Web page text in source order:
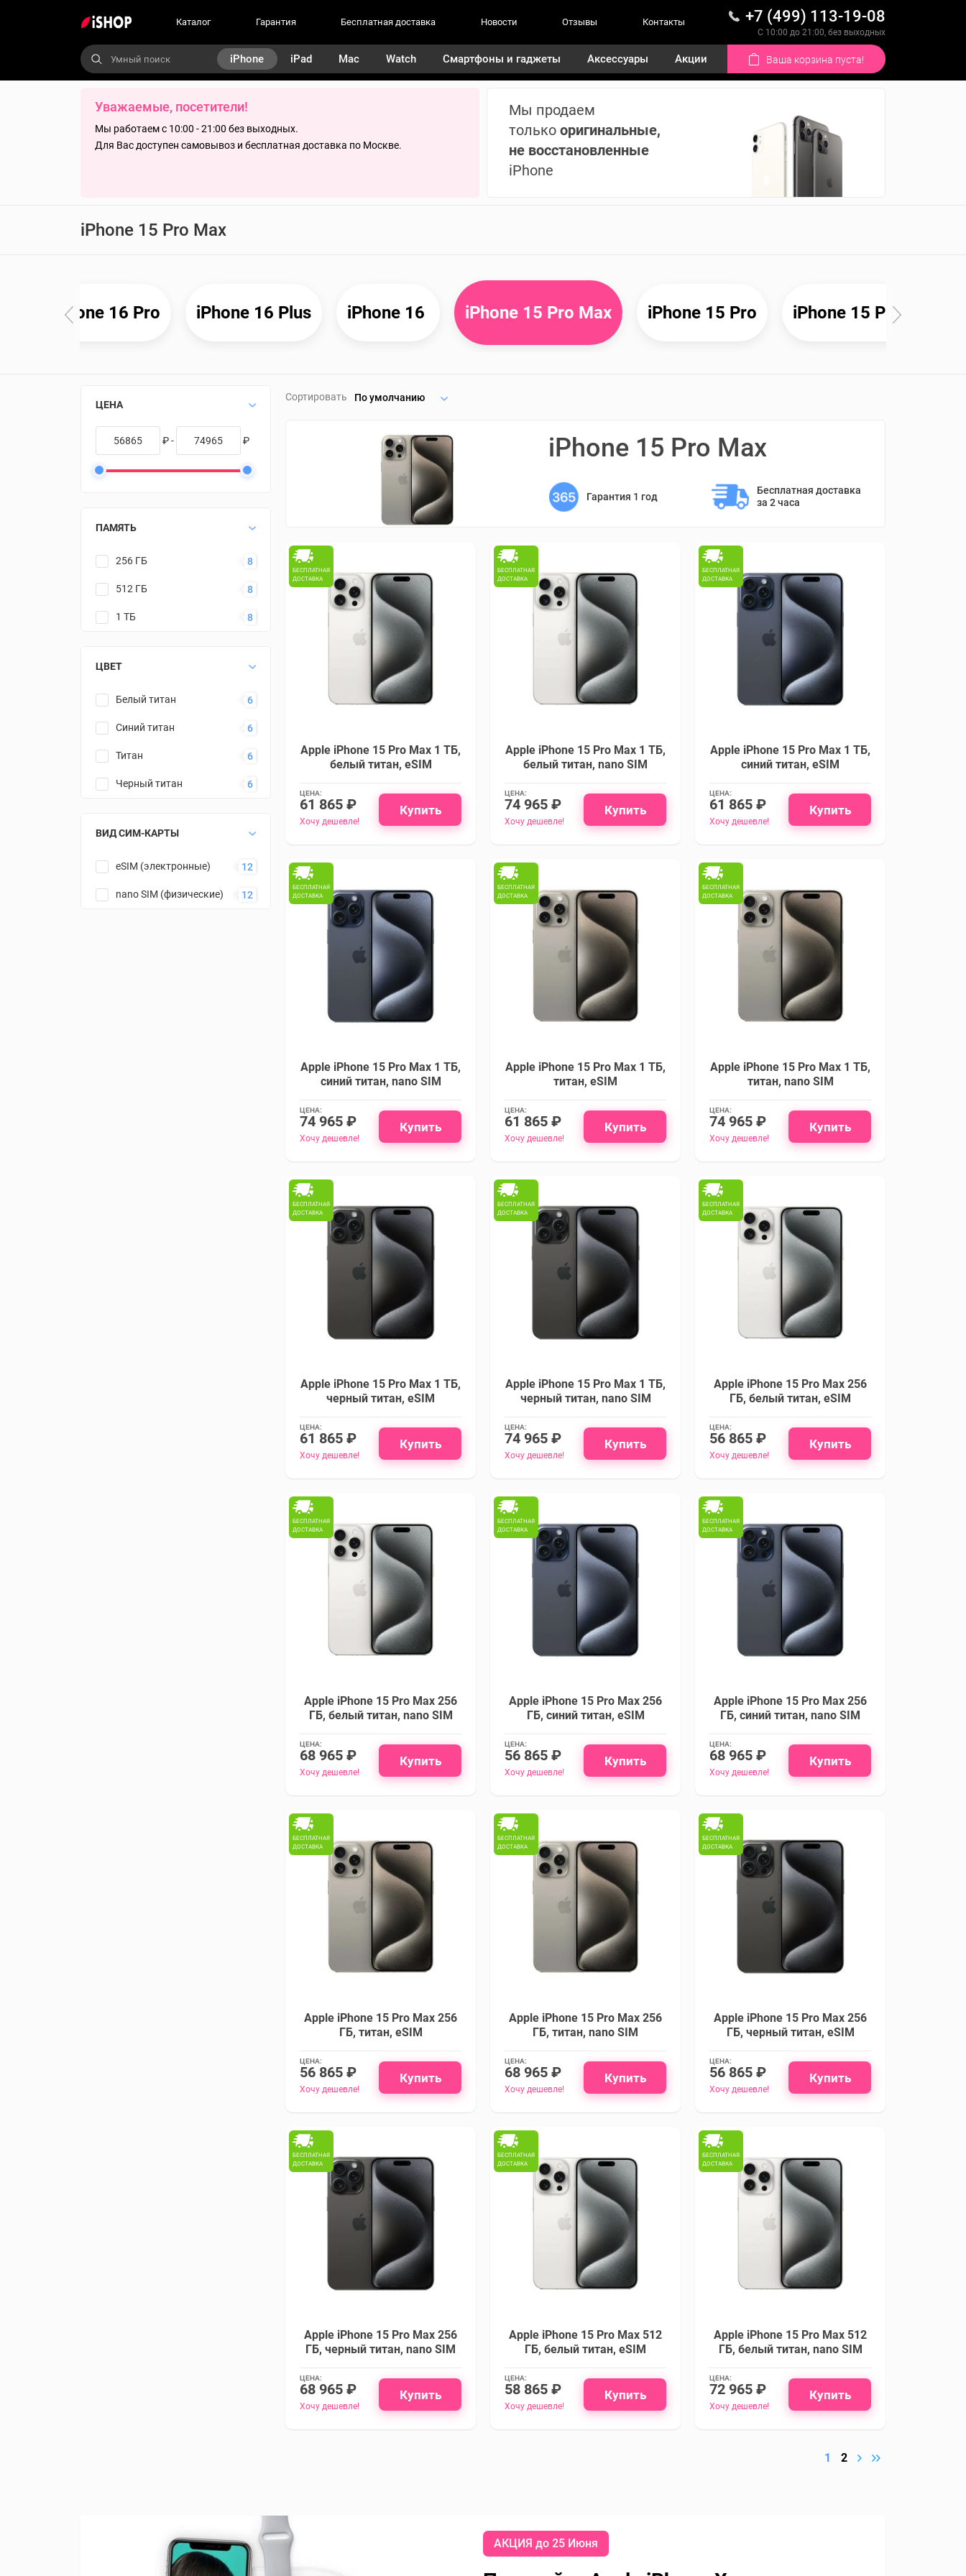
Каталог Гарантия Бесплатная доставка Новости Отзывы Контакты +7 (499) 113-19-08
С 10:00 до 21:00, без выходных
iPhone iPad Mac Watch Смартфоны и гаджеты Аксессуары Акции Ваша корзина пуста!
Уважаемые, посетители!
Мы работаем с 10:00 - 21:00 без выходных.
Для Вас доступен самовывоз и бесплатная доставка по Москве.
Мы продаем
только оригинальные,
не восстановленные
iPhone
iPhone 15 Pro Max
iPhone 16 Pro iPhone 16 Plus iPhone 16 iPhone 15 Pro Max iPhone 15 Pro iPhone 15 Plus
ЦЕНА
₽ - ₽
ПАМЯТЬ
256 ГБ 8
512 ГБ 8
1 ТБ 8
ЦВЕТ
Белый титан 6
Синий титан 6
Титан 6
Черный титан 6
ВИД СИМ-КАРТЫ
eSIM (электронные) 12
nano SIM (физические) 12
Сортировать По умолчанию
iPhone 15 Pro Max
Гарантия 1 год
Бесплатная доставка
за 2 часа
БЕСПЛАТНАЯ
ДОСТАВКА
Apple iPhone 15 Pro Max 1 ТБ,
белый титан, eSIM
ЦЕНА:
61 865 ₽
Хочу дешевле!
Купить
БЕСПЛАТНАЯ
ДОСТАВКА
Apple iPhone 15 Pro Max 1 ТБ,
белый титан, nano SIM
ЦЕНА:
74 965 ₽
Хочу дешевле!
Купить
БЕСПЛАТНАЯ
ДОСТАВКА
Apple iPhone 15 Pro Max 1 ТБ,
синий титан, eSIM
ЦЕНА:
61 865 ₽
Хочу дешевле!
Купить
БЕСПЛАТНАЯ
ДОСТАВКА
Apple iPhone 15 Pro Max 1 ТБ,
синий титан, nano SIM
ЦЕНА:
74 965 ₽
Хочу дешевле!
Купить
БЕСПЛАТНАЯ
ДОСТАВКА
Apple iPhone 15 Pro Max 1 ТБ,
титан, eSIM
ЦЕНА:
61 865 ₽
Хочу дешевле!
Купить
БЕСПЛАТНАЯ
ДОСТАВКА
Apple iPhone 15 Pro Max 1 ТБ,
титан, nano SIM
ЦЕНА:
74 965 ₽
Хочу дешевле!
Купить
БЕСПЛАТНАЯ
ДОСТАВКА
Apple iPhone 15 Pro Max 1 ТБ,
черный титан, eSIM
ЦЕНА:
61 865 ₽
Хочу дешевле!
Купить
БЕСПЛАТНАЯ
ДОСТАВКА
Apple iPhone 15 Pro Max 1 ТБ,
черный титан, nano SIM
ЦЕНА:
74 965 ₽
Хочу дешевле!
Купить
БЕСПЛАТНАЯ
ДОСТАВКА
Apple iPhone 15 Pro Max 256
ГБ, белый титан, eSIM
ЦЕНА:
56 865 ₽
Хочу дешевле!
Купить
БЕСПЛАТНАЯ
ДОСТАВКА
Apple iPhone 15 Pro Max 256
ГБ, белый титан, nano SIM
ЦЕНА:
68 965 ₽
Хочу дешевле!
Купить
БЕСПЛАТНАЯ
ДОСТАВКА
Apple iPhone 15 Pro Max 256
ГБ, синий титан, eSIM
ЦЕНА:
56 865 ₽
Хочу дешевле!
Купить
БЕСПЛАТНАЯ
ДОСТАВКА
Apple iPhone 15 Pro Max 256
ГБ, синий титан, nano SIM
ЦЕНА:
68 965 ₽
Хочу дешевле!
Купить
БЕСПЛАТНАЯ
ДОСТАВКА
Apple iPhone 15 Pro Max 256
ГБ, титан, eSIM
ЦЕНА:
56 865 ₽
Хочу дешевле!
Купить
БЕСПЛАТНАЯ
ДОСТАВКА
Apple iPhone 15 Pro Max 256
ГБ, титан, nano SIM
ЦЕНА:
68 965 ₽
Хочу дешевле!
Купить
БЕСПЛАТНАЯ
ДОСТАВКА
Apple iPhone 15 Pro Max 256
ГБ, черный титан, eSIM
ЦЕНА:
56 865 ₽
Хочу дешевле!
Купить
БЕСПЛАТНАЯ
ДОСТАВКА
Apple iPhone 15 Pro Max 256
ГБ, черный титан, nano SIM
ЦЕНА:
68 965 ₽
Хочу дешевле!
Купить
БЕСПЛАТНАЯ
ДОСТАВКА
Apple iPhone 15 Pro Max 512
ГБ, белый титан, eSIM
ЦЕНА:
58 865 ₽
Хочу дешевле!
Купить
БЕСПЛАТНАЯ
ДОСТАВКА
Apple iPhone 15 Pro Max 512
ГБ, белый титан, nano SIM
ЦЕНА:
72 965 ₽
Хочу дешевле!
Купить
1 2
АКЦИЯ до 25 Июня